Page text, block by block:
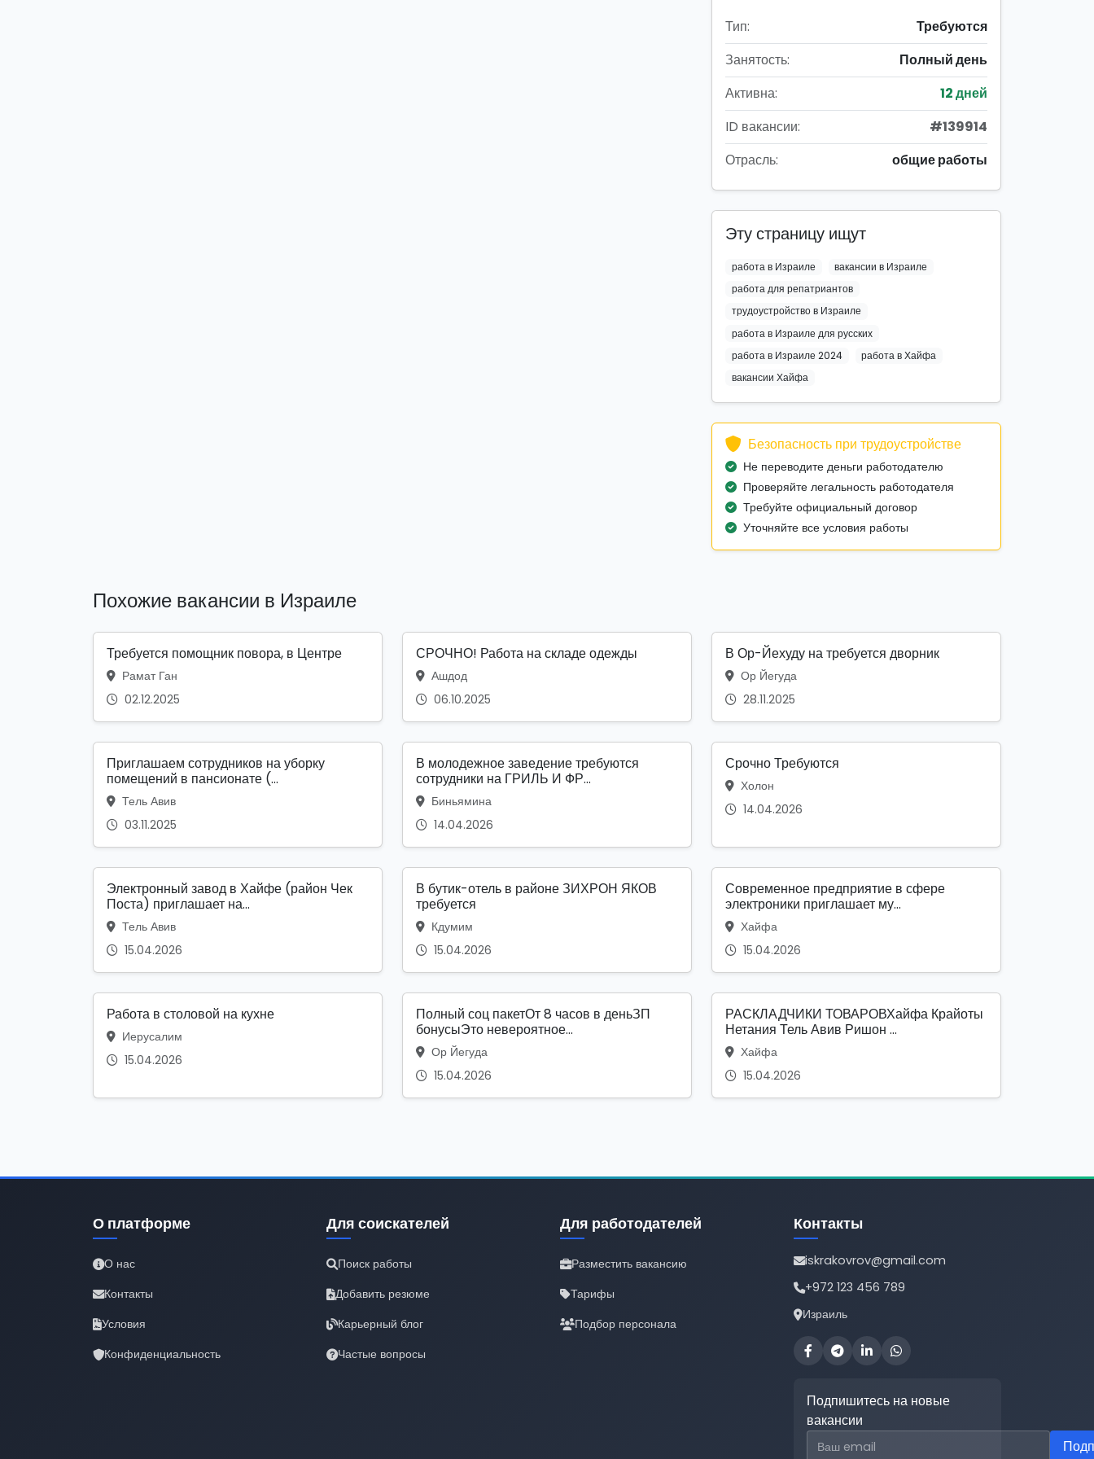
Тип:
Требуются
Занятость:
Полный день
Активна:
12 дней
ID вакансии:
#139914
Отрасль:
общие работы
Эту страницу ищут
работа в Израиле
вакансии в Израиле
работа для репатриантов
трудоустройство в Израиле
работа в Израиле для русских
работа в Израиле 2024
работа в Хайфа
вакансии Хайфа
Безопасность при трудоустройстве
Не переводите деньги работодателю
Проверяйте легальность работодателя
Требуйте официальный договор
Уточняйте все условия работы
Похожие вакансии в Израиле
Требуется помощник повора, в Центре
Рамат Ган
02.12.2025
СРОЧНО! Работа на складе одежды
Ашдод
06.10.2025
В Ор-Йехуду на требуется дворник
Ор Йегуда
28.11.2025
Приглашаем сотрудников на уборку
помещений в пансионате (...
Тель Авив
03.11.2025
В молодежное заведение требуются
сотрудники на ГРИЛЬ И ФР...
Биньямина
14.04.2026
Срочно Требуются
Холон
14.04.2026
Электронный завод в Хайфе (район Чек
Поста) приглашает на...
Тель Авив
15.04.2026
В бутик-отель в районе ЗИХРОН ЯКОВ
требуется
Кдумим
15.04.2026
Современное предприятие в сфере
электроники приглашает му...
Хайфа
15.04.2026
Работа в столовой на кухне
Иерусалим
15.04.2026
Полный соц пакетОт 8 часов в деньЗП
бонусыЭто невероятное...
Ор Йегуда
15.04.2026
РАСКЛАДЧИКИ ТОВАРОВХайфа Крайоты
Нетания Тель Авив Ришон ...
Хайфа
15.04.2026
О платформе
О нас
Контакты
Условия
Конфиденциальность
Для соискателей
Поиск работы
Добавить резюме
Карьерный блог
Частые вопросы
Для работодателей
Разместить вакансию
Тарифы
Подбор персонала
Контакты
iskrakovrov@gmail.com
+972 123 456 789
Израиль
Подпишитесь на новые
вакансии
Email для подписки